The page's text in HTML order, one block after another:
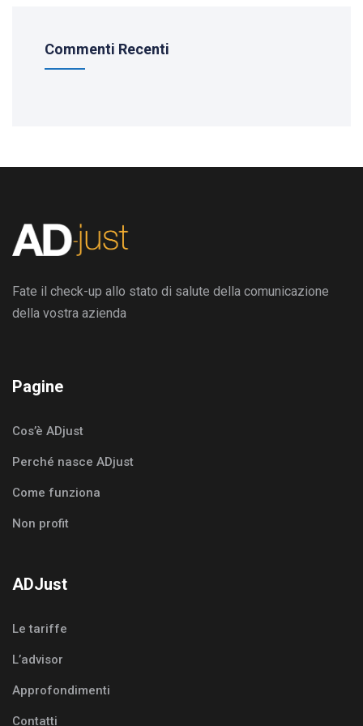
Commenti Recenti
Fate il check-up allo stato di salute della comunicazione
della vostra azienda
Pagine
Cos’è ADjust
Perché nasce ADjust
Come funziona
Non profit
ADJust
Le tariffe
L’advisor
Approfondimenti
Contatti